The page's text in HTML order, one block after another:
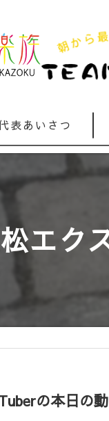
表あいさつ
エク
の本日の